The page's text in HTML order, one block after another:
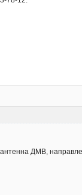
ДМВ,